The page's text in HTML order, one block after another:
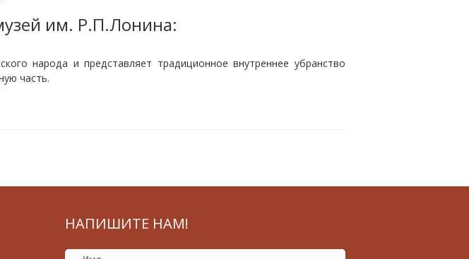
им. Р.П.Лонина:
народа и представляет традиционное внутреннее убранство
часть.
НАПИШИТЕ НАМ!